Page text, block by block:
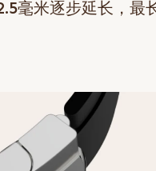
毫米逐步延长，最